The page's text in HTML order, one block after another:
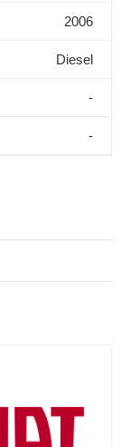
2006
Diesel
-
-